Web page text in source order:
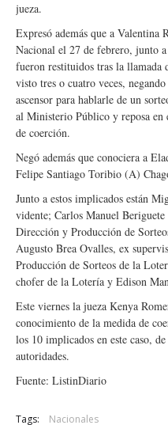
jueza.
Expresó además que a Valentina
Nacional el 27 de febrero, junto
fueron restituidos tras la
visto tres o cuatro veces,
ascensor para hablarle de un
al Ministerio Público y reposa en
de coerción.
Negó además que conociera a
Felipe Santiago Toribio (A)
Junto a estos implicados están
vidente; Carlos Manuel
Dirección y Producción de
Augusto Brea Ovalles, ex
Producción de Sorteos de la
chofer de la Lotería y Edison
Este viernes la jueza Kenya
conocimiento de la medida de
los 10 implicados en este caso,
autoridades.
Fuente: ListinDiario
Tags: Nacionales